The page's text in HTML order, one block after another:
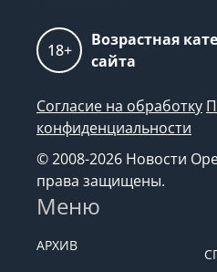
18+
Возрастная
сайта
Согласие на обработку
конфиденциальности
© 2008-2026 Новости
права защищены.
Меню
АРХИВ